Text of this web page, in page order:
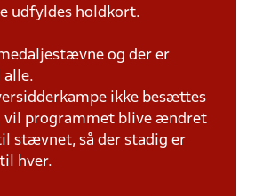
udfyldes holdkort.
og der er
alle.
ikke besættes
vil programmet blive ændret
stævnet, så der stadig er
hver.